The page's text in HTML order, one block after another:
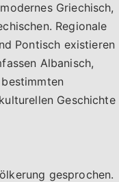
Griechisch,
Regionale
Pontisch existieren
Albanisch,
Geschichte
gesprochen.